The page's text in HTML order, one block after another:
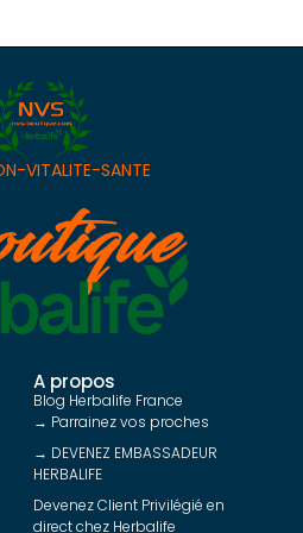
VITALITE-SANTE
A propos
Blog Herbalife France
→ Parrainez vos proches
→ DEVENEZ EMBASSADEUR
HERBALIFE
Devenez Client Privilégié en
direct chez Herbalife